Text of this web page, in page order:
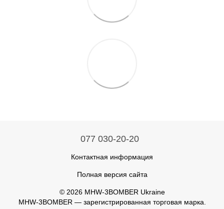
077 030-20-20
Контактная информация
Полная версия сайта
© 2026 MHW-3BOMBER Ukraine
MHW-3BOMBER — зарегистрированная торговая марка.